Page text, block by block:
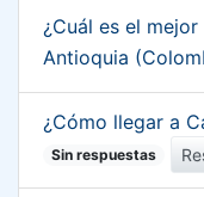
¿Cuál es el
Antioquia
¿Cómo llegar a
Sin respuestas